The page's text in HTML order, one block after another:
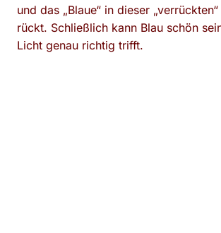
und das „Blaue“ in dieser
rückt. Schließlich kann Blau schön
Licht genau richtig trifft.